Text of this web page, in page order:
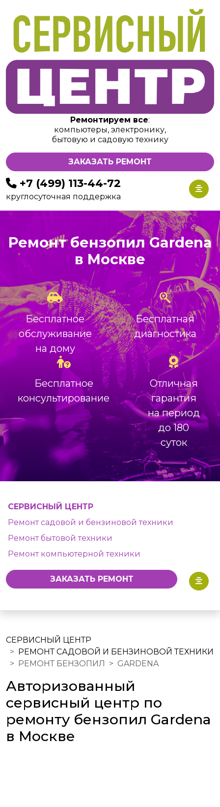
Ремонтируем все:
компьютеры, электронику,
бытовую и садовую технику
ЗАКАЗАТЬ РЕМОНТ
+7 (499) 113-44-72
круглосуточная поддержка
Ремонт бензопил Gardena
в Москве
Бесплатное
обслуживание
на дому
Бесплатная
диагностика
Бесплатное
консультирование
Отличная
гарантия
на период
до 180
суток
СЕРВИСНЫЙ ЦЕНТР
Ремонт садовой и бензиновой техники
Ремонт бытовой техники
Ремонт компьютерной техники
ЗАКАЗАТЬ РЕМОНТ
СЕРВИСНЫЙ ЦЕНТР
РЕМОНТ САДОВОЙ И БЕНЗИНОВОЙ ТЕХНИКИ
РЕМОНТ БЕНЗОПИЛ
GARDENA
Авторизованный
сервисный центр по
ремонту бензопил Gardena
в Москве